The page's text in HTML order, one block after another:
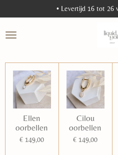
direct
naar
de
• Levertijd 16 tot 26
Ellen
oorbellen
€ 149,00
Cilou
oorbellen
€ 149,00